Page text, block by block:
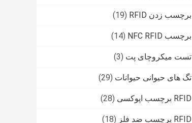
برچسب زدن RFID (19)
برچسب NFC RFID (14)
تست میکروچای پت (3)
تگ های حیوانی حیوانات (29)
RFID برچسب اپوکسی (28)
RFID برچسب ضد فلز (18)